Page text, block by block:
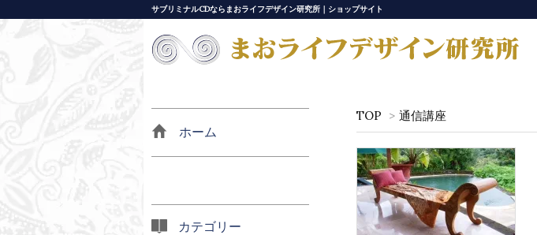
サブリミナルCDならまおライフデザイン研究所｜ショップサイト
TOP > 通信講座
ホーム
カテゴリー